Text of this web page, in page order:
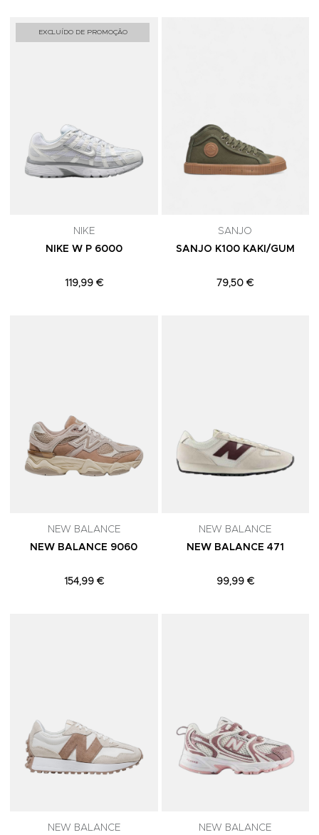
EXCLUÍDO DE PROMOÇÃO
NIKE
NIKE W P 6000
119,99 €
SANJO
SANJO K100 KAKI/GUM
79,50 €
NEW BALANCE
NEW BALANCE 9060
154,99 €
NEW BALANCE
NEW BALANCE 471
99,99 €
NEW BALANCE
NEW BALANCE